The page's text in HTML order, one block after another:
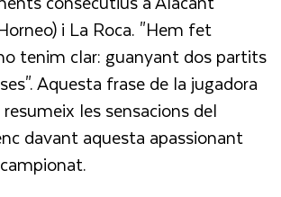
) i La Roca. "Hem fet
tenim clar: guanyant dos partits
Aquesta frase de la jugadora
resumeix les sensacions del
davant aquesta apassionant